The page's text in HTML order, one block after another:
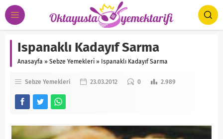
Ispanaklı Kadayıf Sarma
Anasayfa » Sebze Yemekleri » Ispanaklı Kadayıf Sarma
Sebze Yemekleri 23.03.2012 0 2.989